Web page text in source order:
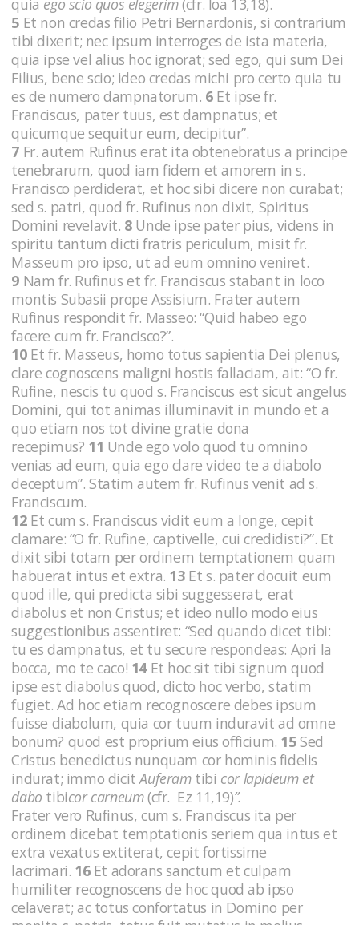
quia ego scio quos elegerim(cfr. Ioa 13,18).
5 Et non credas filio Petri Bernardonis, si contrarium
tibi dixerit; nec ipsum interroges de ista materia,
quia ipse vel alius hoc ignorat; sed ego, qui sum Dei
Filius, bene scio; ideo credas michi pro certo quia tu
es de numero dampnatorum. 6 Et ipse fr.
Franciscus, pater tuus, est dampnatus; et
quicumque sequitur eum, decipitur”.
7 Fr. autem Rufinus erat ita obtenebratus a principe
tenebrarum, quod iam fidem et amorem in s.
Francisco perdiderat, et hoc sibi dicere non curabat;
sed s. patri, quod fr. Rufinus non dixit, Spiritus
Domini revelavit. 8Unde ipse pater pius, videns in
spiritu tantum dicti fratris periculum, misit fr.
Masseum pro ipso, ut ad eum omnino veniret.
9 Nam fr. Rufinus et fr. Franciscus stabant in loco
montis Subasii prope Assisium. Frater autem
Rufinus respondit fr. Masseo: “Quid habeo ego
facere cum fr. Francisco?”.
10Et fr. Masseus, homo totus sapientia Dei plenus,
clare cognoscens maligni hostis fallaciam, ait: “O fr.
Rufine, nescis tu quod s. Franciscus est sicut angelus
Domini, qui tot animas illuminavit in mundo et a
quo etiam nos tot divine gratie dona
recepimus? 11 Unde ego volo quod tu omnino
venias ad eum, quia ego clare video te a diabolo
deceptum”. Statim autem fr. Rufinus venit ad s.
Franciscum.
12Et cum s. Franciscus vidit eum a longe, cepit
clamare: “O fr. Rufine, captivelle, cui credidisti?”. Et
dixit sibi totam per ordinem temptationem quam
habuerat intus et extra. 13Et s. pater docuit eum
quod ille, qui predicta sibi suggesserat, erat
diabolus et non Cristus; et ideo nullo modo eius
suggestionibus assentiret: “Sed quando dicet tibi:
tu es dampnatus, et tu secure respondeas: Apri la
bocca, mo te caco! 14 Et hoc sit tibi signum quod
ipse est diabolus quod, dicto hoc verbo, statim
fugiet. Ad hoc etiam recognoscere debes ipsum
fuisse diabolum, quia cor tuum induravit ad omne
bonum? quod est proprium eius officium. 15Sed
Cristus benedictus nunquam cor hominis fidelis
indurat; immo dicitAuferam tibi cor lapideum et
dabo tibicor carneum(cfr. Ez 11,19)”.
Frater vero Rufinus, cum s. Franciscus ita per
ordinem dicebat temptationis seriem qua intus et
extra vexatus extiterat, cepit fortissime
lacrimari. 16Et adorans sanctum et culpam
humiliter recognoscens de hoc quod ab ipso
celaverat; ac totus confortatus in Domino per